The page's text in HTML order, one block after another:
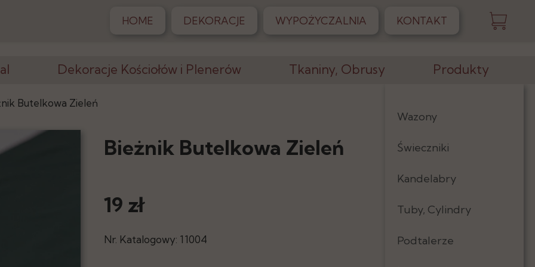
Dekoracje Kościołów i Plenerów
Krzesła, Klęczniki
Stojaki, Wazony
Elementy Dekoracji
Tkaniny, Obrusy
Serwetki
Produkty
Wazony
Świeczniki
Kandelabry
Tuby, Cylindry
Podtalerze
Butelkowa Zieleń
HOME DEKORACJE WYPOŻYCZALNIA KONTAKT
Bieżnik Butelkowa Zieleń
19 zł
Nr. Katalogowy: 11004